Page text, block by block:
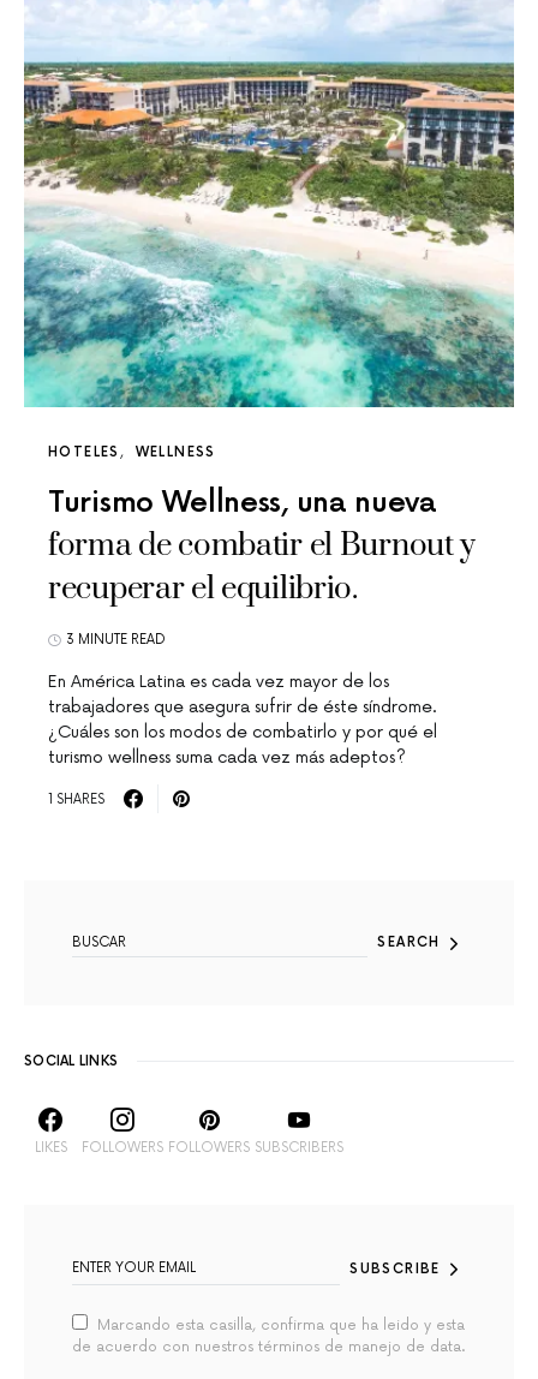
HOTELES WELLNESS
Turismo Wellness, una nueva
forma de combatir el Burnout y
recuperar el equilibrio.
3 MINUTE READ
En América Latina es cada vez mayor de los
trabajadores que asegura sufrir de éste síndrome.
¿Cuáles son los modos de combatirlo y por qué el
turismo wellness suma cada vez más adeptos?
1 SHARES
SEARCH
SOCIAL LINKS
LIKES FOLLOWERS FOLLOWERS SUBSCRIBERS
SUBSCRIBE
Marcando esta casilla, confirma que ha leido y esta
de acuerdo con nuestros términos de manejo de data.